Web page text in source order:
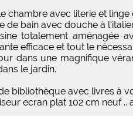
chambre avec literie et
de bain avec douche à
totalement aménagée
efficace et tout le
dans une magnifique
le jardin.
bibliothèque avec livres à
ecran plat 102 cm neuf